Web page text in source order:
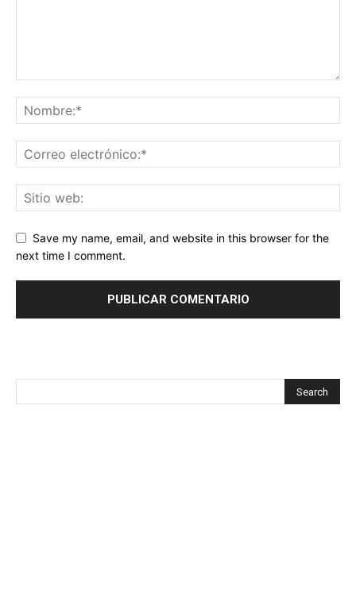
Save my name, email, and website in this browser for the
next time I comment.